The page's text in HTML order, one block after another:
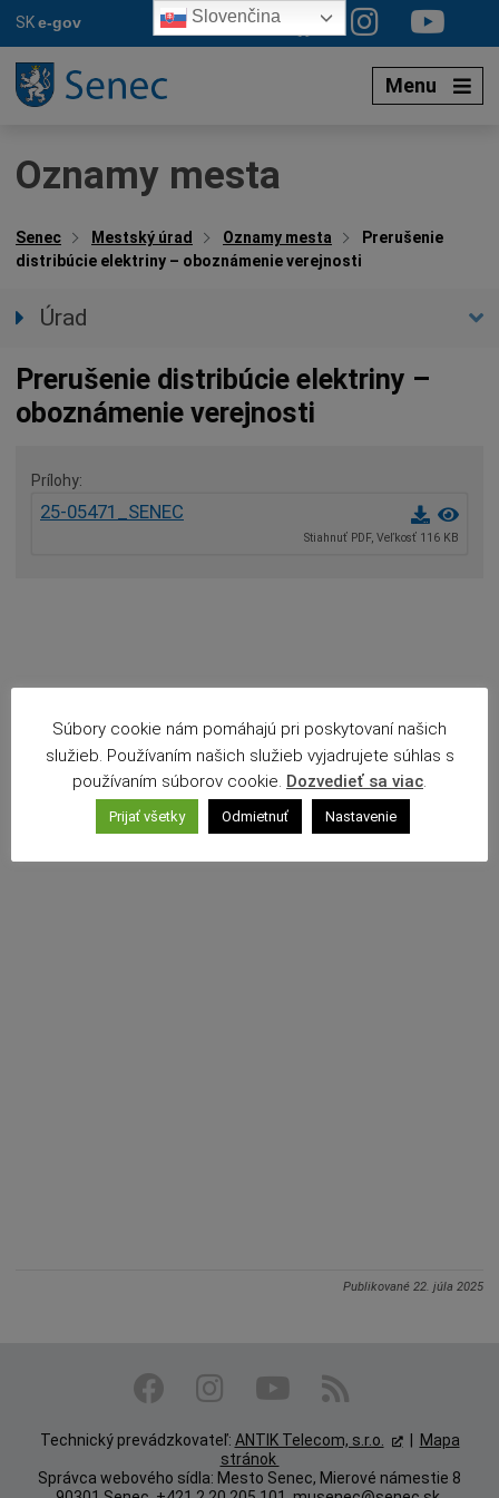
SKe-gov
Menu
Oznamy mesta
Senec Mestský úrad Oznamy mesta
Prerušenie
distribúcie elektriny – oboznámenie verejnosti
Úrad
Úradné hodiny
Úradné sekcie
Agendy (Životné situácie)
Povinné zverejňovanie
Prerušenie distribúcie elektriny –
oboznámenie verejnosti
Prílohy
25-05471_SENEC
Stiahnuť PDF, Veľkosť 116 KB
Publikované 22. júla 2025
Technický prevádzkovateľ: ANTIK Telecom, s.r.o. |
Mapa
stránok
Správca webového sídla: Mesto Senec, Mierové námestie 8
Súbory cookie nám pomáhajú pri poskytovaní našich
služieb. Používaním našich služieb vyjadrujete súhlas s
používaním súborov cookie. Dozvedieť sa viac
Prijať všetky Odmietnuť Nastavenie
Slovenčina